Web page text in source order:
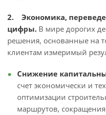
2. Экономика,
цифры. В мире дорогих
решения, основанные на
клиентам измеримый
Снижение
счет экономически и
оптимизации
маршрутов, сокращения